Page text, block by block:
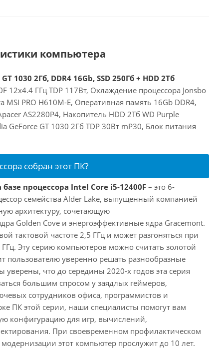
компьютера
1030 2Гб, DDR4 16Gb, SSD 250Гб + HDD 2Тб
12x4.4 ГГц TDP 117Вт, Охлаждение процессора Jonsbo
MSI PRO H610M-E, Оперативная память 16Gb DDR4,
AS2280P4, Накопитель HDD 2Тб WD Purple
GeForce GT 1030 2Гб TDP 30Вт mP30, Блок питания
собран этот ПК?
процессора Intel Core i5-12400F – это 6-
семейства Alder Lake, выпущенный компанией
архитектуру, сочетающую
Golden Cove и энергоэффективные ядра Gracemont.
тактовой частоте 2,5 ГГц и может разгоняться при
Эту серию компьютеров можно считать золотой
пользователю уверенно решать разнообразные
что до середины 2020-х годов эта серия
большим спросом у заядлых геймеров,
сотрудников офиса, программистов и
ПК этой серии, наши специалисты помогут вам
конфигурацию для игр, вычислений,
При своевременном профилактическом
этот компьютер прослужит до 10 лет.